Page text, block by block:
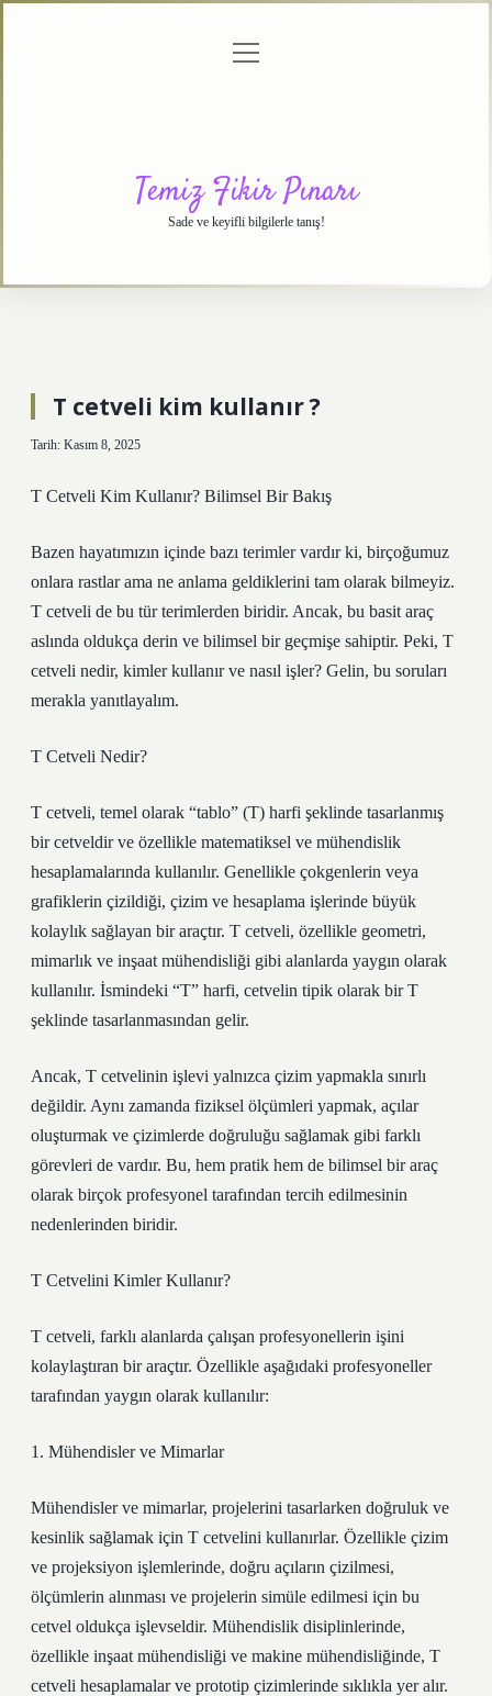
menüyü
Temiz Fikir Pınarı
Sade ve keyifli bilgilerle tanış!
T cetveli kim kullanır ?
Tarih: Kasım 8, 2025
T Cetveli Kim Kullanır? Bilimsel Bir Bakış
Bazen hayatımızın içinde bazı terimler vardır ki, birçoğumuz
onlara rastlar ama ne anlama geldiklerini tam olarak bilmeyiz.
T cetveli de bu tür terimlerden biridir. Ancak, bu basit araç
aslında oldukça derin ve bilimsel bir geçmişe sahiptir. Peki, T
cetveli nedir, kimler kullanır ve nasıl işler? Gelin, bu soruları
merakla yanıtlayalım.
T Cetveli Nedir?
T cetveli, temel olarak “tablo” (T) harfi şeklinde tasarlanmış
bir cetveldir ve özellikle matematiksel ve mühendislik
hesaplamalarında kullanılır. Genellikle çokgenlerin veya
grafiklerin çizildiği, çizim ve hesaplama işlerinde büyük
kolaylık sağlayan bir araçtır. T cetveli, özellikle geometri,
mimarlık ve inşaat mühendisliği gibi alanlarda yaygın olarak
kullanılır. İsmindeki “T” harfi, cetvelin tipik olarak bir T
şeklinde tasarlanmasından gelir.
Ancak, T cetvelinin işlevi yalnızca çizim yapmakla sınırlı
değildir. Aynı zamanda fiziksel ölçümleri yapmak, açılar
oluşturmak ve çizimlerde doğruluğu sağlamak gibi farklı
görevleri de vardır. Bu, hem pratik hem de bilimsel bir araç
olarak birçok profesyonel tarafından tercih edilmesinin
nedenlerinden biridir.
T Cetvelini Kimler Kullanır?
T cetveli, farklı alanlarda çalışan profesyonellerin işini
kolaylaştıran bir araçtır. Özellikle aşağıdaki profesyoneller
tarafından yaygın olarak kullanılır:
1. Mühendisler ve Mimarlar
Mühendisler ve mimarlar, projelerini tasarlarken doğruluk ve
kesinlik sağlamak için T cetvelini kullanırlar. Özellikle çizim
ve projeksiyon işlemlerinde, doğru açıların çizilmesi,
ölçümlerin alınması ve projelerin simüle edilmesi için bu
cetvel oldukça işlevseldir. Mühendislik disiplinlerinde,
özellikle inşaat mühendisliği ve makine mühendisliğinde, T
cetveli hesaplamalar ve prototip çizimlerinde sıklıkla yer alır.